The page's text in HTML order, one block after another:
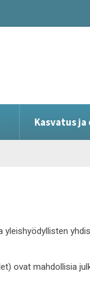
Kasvatus
yleishyödyllisten
ovat mahdollisia